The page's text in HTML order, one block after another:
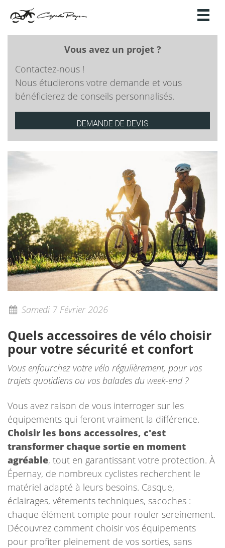
Vous avez un projet ?
Contactez-nous !
Nous étudierons votre demande et vous
bénéficierez de conseils personnalisés.
DEMANDE DE DEVIS
Samedi 7 Février 2026
Quels accessoires de vélo choisir
pour votre sécurité et confort
Vous enfourchez votre vélo régulièrement, pour vos
trajets quotidiens ou vos balades du week-end ?
Vous avez raison de vous interroger sur les
équipements qui feront vraiment la différence.
Choisir les bons accessoires, c'est
transformer chaque sortie en moment
agréable, tout en garantissant votre protection. À
Épernay, de nombreux cyclistes recherchent le
matériel adapté à leurs besoins. Casque,
éclairages, vêtements techniques, sacoches :
chaque élément compte pour rouler sereinement.
Découvrez comment choisir vos équipements
pour profiter pleinement de vos sorties, sans